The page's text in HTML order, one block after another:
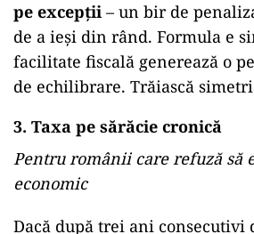
pe excepții – un bir de
de a ieși din rând. Formula e
facilitate fiscală generează o
de echilibrare. Trăiască
3. Taxa pe sărăcie cronică
Pentru românii care refuză să
economic
Dacă după trei ani consecutivi